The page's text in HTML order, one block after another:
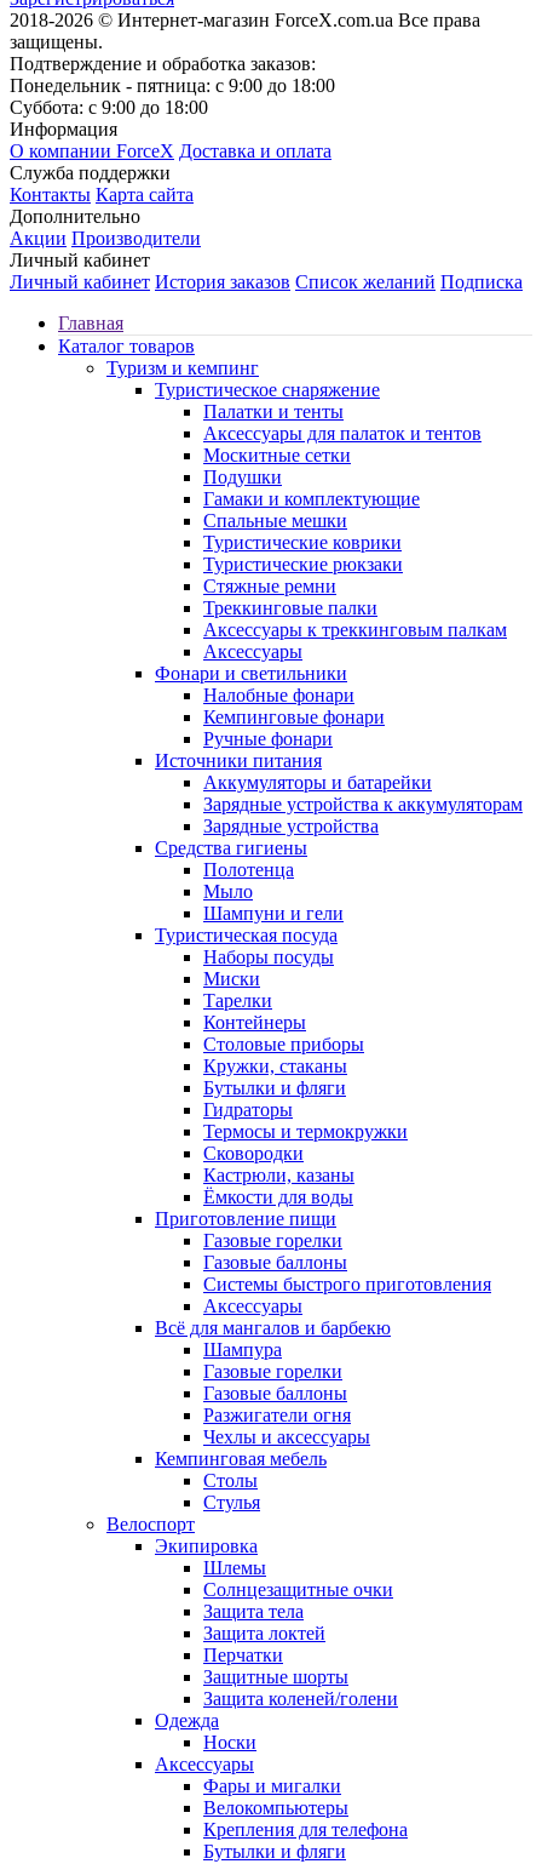
2018-2026 © Интернет-магазин ForceX.com.ua Все права
защищены.
Подтверждение и обработка заказов:
Понедельник - пятница: с 9:00 до 18:00
Суббота: с 9:00 до 18:00
Информация
О компании ForceX Доставка и оплата
Служба поддержки
Контакты Карта сайта
Дополнительно
Акции Производители
Личный кабинет
Личный кабинет История заказов Список желаний Подписка
Главная
Каталог товаров
Туризм и кемпинг
Туристическое снаряжение
Палатки и тенты
Аксессуары для палаток и тентов
Москитные сетки
Подушки
Гамаки и комплектующие
Спальные мешки
Туристические коврики
Туристические рюкзаки
Стяжные ремни
Треккинговые палки
Аксессуары к треккинговым палкам
Аксессуары
Фонари и светильники
Налобные фонари
Кемпинговые фонари
Ручные фонари
Источники питания
Аккумуляторы и батарейки
Зарядные устройства к аккумуляторам
Зарядные устройства
Средства гигиены
Полотенца
Мыло
Шампуни и гели
Туристическая посуда
Наборы посуды
Миски
Тарелки
Контейнеры
Столовые приборы
Кружки, стаканы
Бутылки и фляги
Гидраторы
Термосы и термокружки
Сковородки
Кастрюли, казаны
Ёмкости для воды
Приготовление пищи
Газовые горелки
Газовые баллоны
Системы быстрого приготовления
Аксессуары
Всё для мангалов и барбекю
Шампура
Газовые горелки
Газовые баллоны
Разжигатели огня
Чехлы и аксессуары
Кемпинговая мебель
Столы
Стулья
Велоспорт
Экипировка
Шлемы
Солнцезащитные очки
Защита тела
Защита локтей
Перчатки
Защитные шорты
Защита коленей/голени
Одежда
Носки
Аксессуары
Фары и мигалки
Велокомпьютеры
Крепления для телефона
Бутылки и фляги